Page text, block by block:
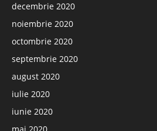
decembrie 2020
noiembrie 2020
octombrie 2020
septembrie 2020
august 2020
iulie 2020
iunie 2020